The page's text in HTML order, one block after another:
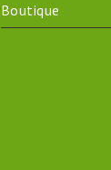
Boutique